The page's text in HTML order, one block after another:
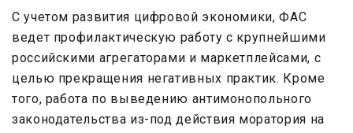
С учетом развития цифровой экономики, ФАС
ведет профилактическую работу с крупнейшими
российскими агрегаторами и маркетплейсами, с
целью прекращения негативных практик. Кроме
того, работа по выведению антимонопольного
законодательства из-под действия моратория на